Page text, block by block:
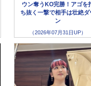
ウン奪うKO完勝！アゴを
ち抜く一撃で相手は壮絶ダ
ン
（2026年07月31日UP）